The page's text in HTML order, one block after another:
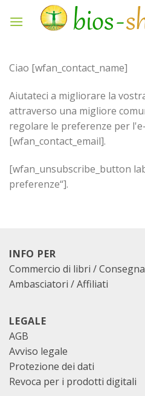
Ciao [wfan_contact_name]
Aiutateci a migliorare la
attraverso una migliore
regolare le preferenze per
[wfan_contact_email].
[wfan_unsubscribe_button
preferenze“].
INFO PER
Commercio di libri / Consegna
Ambasciatori / Affiliati
LEGALE
AGB
Avviso legale
Protezione dei dati
Revoca per i prodotti digitali